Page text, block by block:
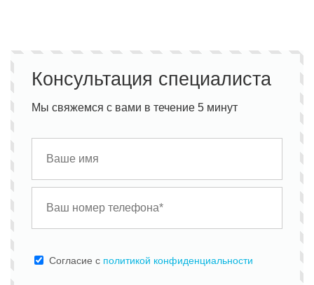
Консультация специалиста
Мы свяжемся с вами в течение 5 минут
Cогласие с политикой конфиденциальности